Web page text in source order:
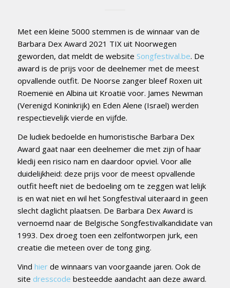
Met een kleine 5000 stemmen is de winnaar van de
Barbara Dex Award 2021 TIX uit Noorwegen
geworden, dat meldt de website Songfestival.be. De
award is de prijs voor de deelnemer met de meest
opvallende outfit. De Noorse zanger bleef Roxen uit
Roemenië en Albina uit Kroatië voor. James Newman
(Verenigd Koninkrijk) en Eden Alene (Israel) werden
respectievelijk vierde en vijfde.
De ludiek bedoelde en humoristische Barbara Dex
Award gaat naar een deelnemer die met zijn of haar
kledij een risico nam en daardoor opviel. Voor alle
duidelijkheid: deze prijs voor de meest opvallende
outfit heeft niet de bedoeling om te zeggen wat lelijk
is en wat niet en wil het Songfestival uiteraard in geen
slecht daglicht plaatsen. De Barbara Dex Award is
vernoemd naar de Belgische Songfestivalkandidate van
1993. Dex droeg toen een zelfontworpen jurk, een
creatie die meteen over de tong ging.
Vind hierde winnaars van voorgaande jaren. Ook de
site dresscode besteedde aandacht aan deze award.